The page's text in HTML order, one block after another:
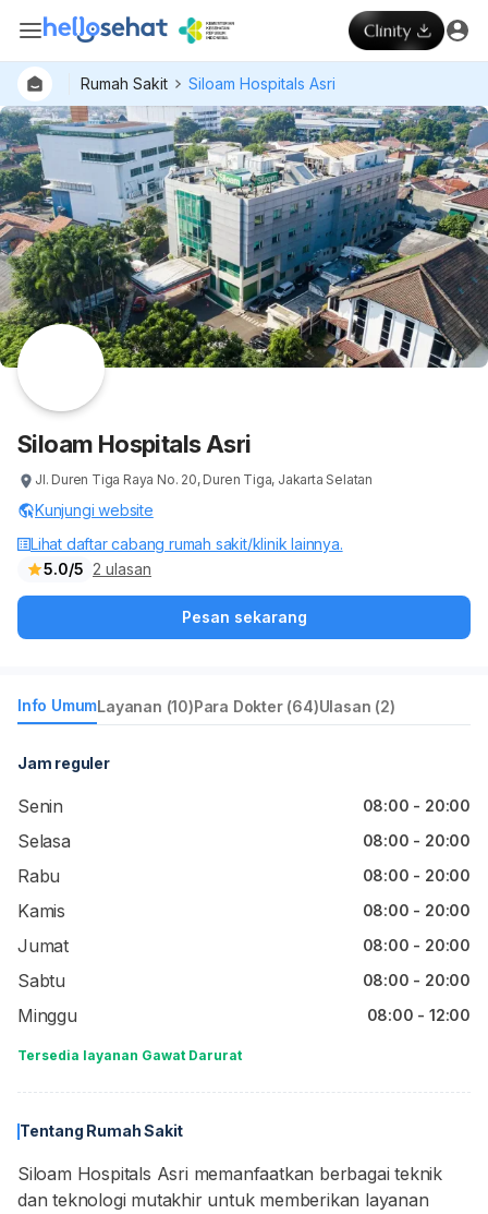
Rumah Sakit Siloam Hospitals Asri
Siloam Hospitals Asri
Jl. Duren Tiga Raya No. 20, Duren Tiga, Jakarta Selatan
Kunjungi website
Lihat daftar cabang rumah sakit/klinik lainnya.
5.0/5 2 ulasan
Pesan sekarang
Info UmumLayanan (10)Para Dokter (64)Ulasan (2)
Jam reguler
Senin 08:00 - 20:00
Selasa 08:00 - 20:00
Rabu 08:00 - 20:00
Kamis 08:00 - 20:00
Jumat 08:00 - 20:00
Sabtu 08:00 - 20:00
Minggu 08:00 - 12:00
Tersedia layanan Gawat Darurat
Tentang Rumah Sakit
Siloam Hospitals Asri memanfaatkan berbagai teknik
dan teknologi mutakhir untuk memberikan layanan
Hospital